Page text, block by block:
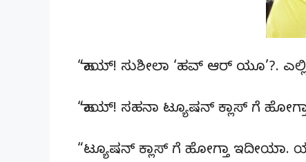
“ಹಾಯ್! ಸುಶೀಲಾ ‘ಹವ್ ಆರ್ ಯೂ’?.
“ಹಾಯ್! ಸಹನಾ ಟ್ಯೂಷನ್ ಕ್ಲಾಸ್ ಗೆ
“ಟ್ಯೂಷನ್ ಕ್ಲಾಸ್ ಗೆ ಹೋಗ್ತಾ ಇದೀಯಾ.